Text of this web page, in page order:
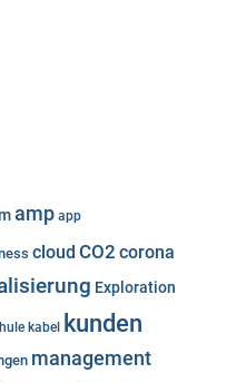
amp app
cloud CO2 corona
Exploration
kabel kunden
management